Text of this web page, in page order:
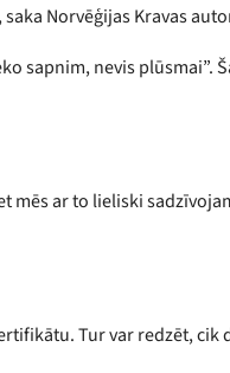
Norvēģijas Kravas
sapnim, nevis
ar to lieliski
Tur var redzēt,